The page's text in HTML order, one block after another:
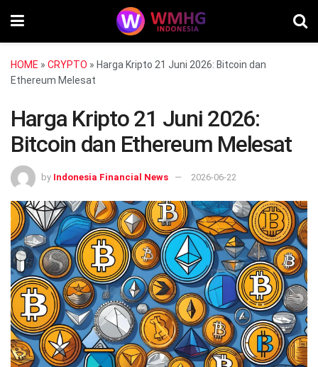
HOME » CRYPTO » Harga Kripto 21 Juni 2026: Bitcoin dan
Ethereum Melesat
Harga Kripto 21 Juni 2026:
Bitcoin dan Ethereum Melesat
by Indonesia Financial News 2026-06-22